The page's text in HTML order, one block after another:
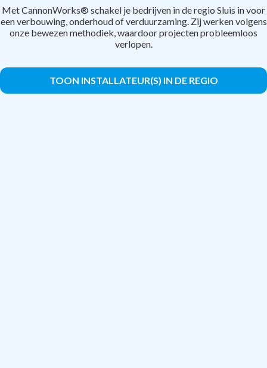
Met CannonWorks® schakel je bedrijven in de regio Sluis in voor
een verbouwing, onderhoud of verduurzaming. Zij werken volgens
onze bewezen methodiek, waardoor projecten probleemloos
verlopen.
TOON INSTALLATEUR(S) IN DE REGIO